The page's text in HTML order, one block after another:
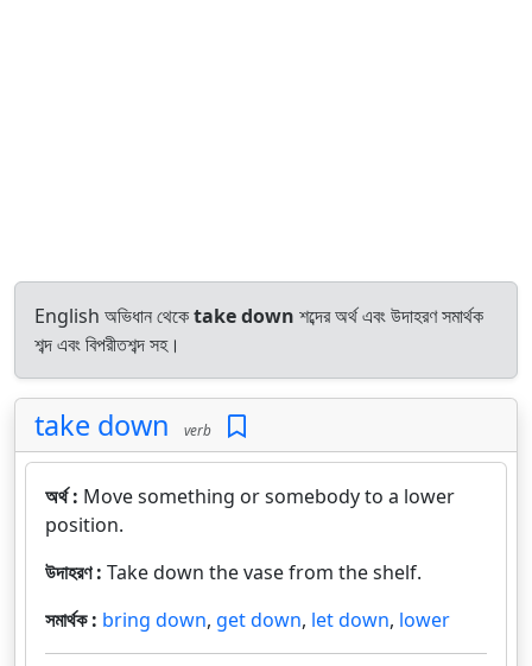
English অভিধান থেকেtake down শব্দের অর্থ এবং উদাহরণ সমার্থক
শব্দ এবং বিপরীতশব্দ সহ।
take down verb
অর্থ : Move something or somebody to a lower
position.
উদাহরণ : Take down the vase from the shelf.
সমার্থক : bring down, get down, let down, lower